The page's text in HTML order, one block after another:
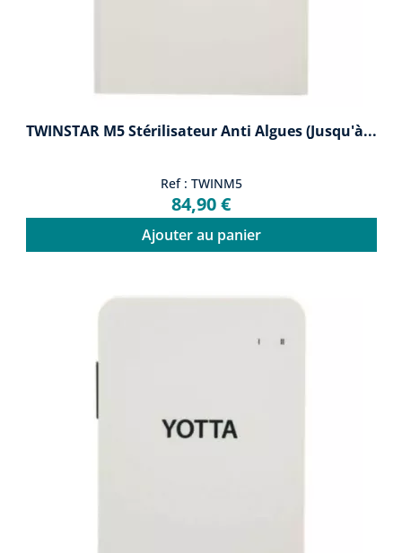
TWINSTAR M5 Stérilisateur Anti Algues (Jusqu'à...
Ref : TWINM5
84,90 €
Ajouter au panier